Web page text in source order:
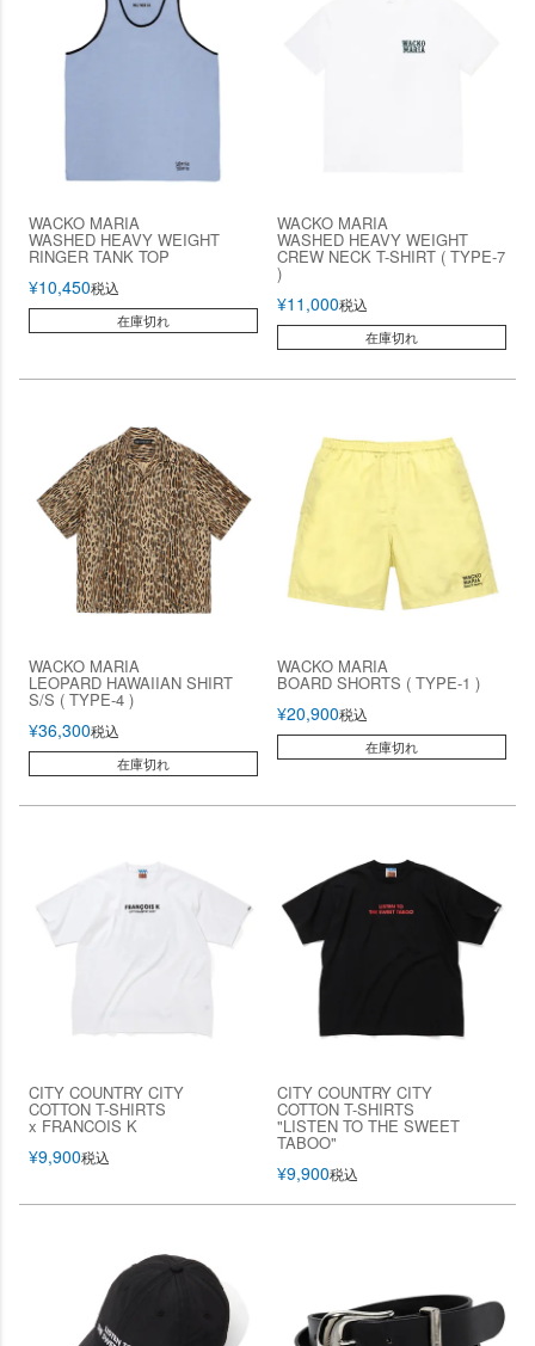
WACKO MARIA
WASHED HEAVY WEIGHT
RINGER TANK TOP
¥10,450税込
在庫切れ
WACKO MARIA
WASHED HEAVY WEIGHT
CREW NECK T-SHIRT ( TYPE-7
)
¥11,000税込
在庫切れ
WACKO MARIA
LEOPARD HAWAIIAN SHIRT
S/S ( TYPE-4 )
¥36,300税込
在庫切れ
WACKO MARIA
BOARD SHORTS ( TYPE-1 )
¥20,900税込
在庫切れ
CITY COUNTRY CITY
COTTON T-SHIRTS
x FRANCOIS K
¥9,900税込
CITY COUNTRY CITY
COTTON T-SHIRTS
"LISTEN TO THE SWEET
TABOO"
¥9,900税込